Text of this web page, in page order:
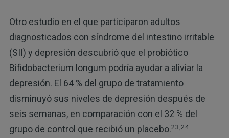
Otro estudio en el que participaron adultos
diagnosticados con síndrome del intestino irritable
(SII) y depresión descubrió que el probiótico
Bifidobacterium longum podría ayudar a aliviar la
depresión. El 64 % del grupo de tratamiento
disminuyó sus niveles de depresión después de
seis semanas, en comparación con el 32 % del
grupo de control que recibió un placebo.23,24